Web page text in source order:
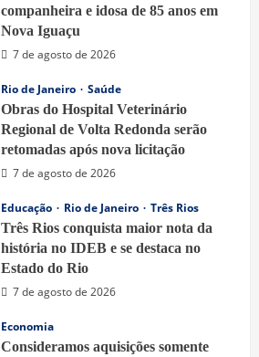
companheira e idosa de 85 anos em
Nova Iguaçu
7 de agosto de 2026
Rio de Janeiro
Saúde
Obras do Hospital Veterinário
Regional de Volta Redonda serão
retomadas após nova licitação
7 de agosto de 2026
Educação Rio de Janeiro
Três Rios
Três Rios conquista maior nota da
história no IDEB e se destaca no
Estado do Rio
7 de agosto de 2026
Economia
Consideramos aquisições somente